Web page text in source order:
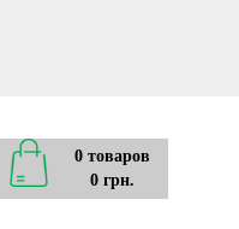
0 товаров
0 грн.